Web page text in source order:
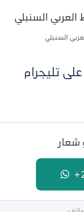
السنبلي
السنبلي
تليجرام